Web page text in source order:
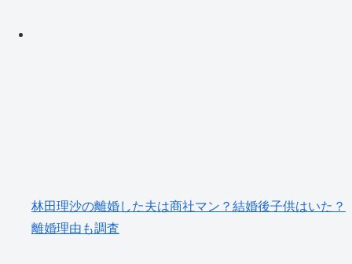
林田理沙の離婚した夫は商社マン？結婚後子供はいた？
離婚理由も調査